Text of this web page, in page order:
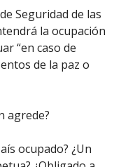
Seguridad de las
la ocupación
“en caso de
de la paz o
agrede?
ocupado? ¿Un